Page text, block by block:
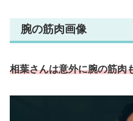
腕の筋肉画像
相葉さんは意外に腕の筋肉